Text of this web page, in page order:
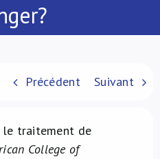
Précédent Suivant
le traitement de
College of